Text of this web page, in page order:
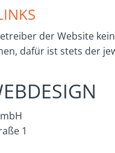
der Website
dafür ist stets der
1